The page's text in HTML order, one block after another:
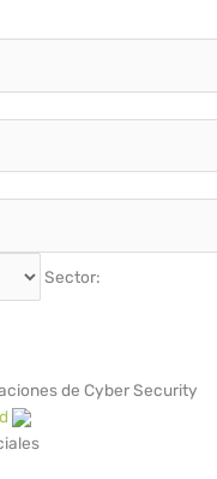
Sector:
de Cyber Security